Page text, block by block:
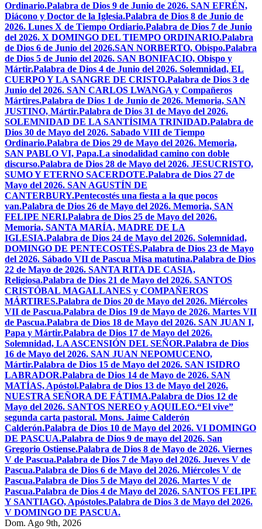
Ordinario.Palabra de Dios 9 de Junio de 2026. SAN EFRÉN,
Diácono y Doctor de la Iglesia.Palabra de Dios 8 de Junio de
2026. Lunes X de Tiempo Ordiario.Palabra de Dios 7 de Junio
del 2026. X DOMINGO DEL TIEMPO ORDINARIO.Palabra
de Dios 6 de Junio del 2026.SAN NORBERTO, Obispo.Palabra
de Dios 5 de Junio del 2026. SAN BONIFACIO, Obispo y
Mártir.Palabra de Dios 4 de Junio del 2026. Solemnidad, EL
CUERPO Y LA SANGRE DE CRISTO.Palabra de Dios 3 de
Junio del 2026. SAN CARLOS LWANGA y Compañeros
Mártires.Palabra de Dios 1 de Junio de 2026. Memoria, SAN
JUSTINO, Mártir.Palabra de Dios 31 de Mayo del 2026.
SOLEMNIDAD DE LA SANTÍSIMA TRINIDAD.Palabra de
Dios 30 de Mayo del 2026. Sabado VIII de Tiempo
Ordinario.Palabra de Dios 29 de Mayo del 2026. Memoria,
SAN PABLO VI, Papa.La sinodalidad camino con doble
discurso.Palabra de Dios 28 de Mayo del 2026. JESUCRISTO,
SUMO Y ETERNO SACERDOTE.Palabra de Dios 27 de
Mayo del 2026. SAN AGUSTÍN DE
CANTERBURY.Pentecostés una fiesta a la que pocos
van.Palabra de Dios 26 de Mayo del 2026. Memoria, SAN
FELIPE NERI.Palabra de Dios 25 de Mayo del 2026.
Memoria, SANTA MARÍA, MADRE DE LA
IGLESIA.Palabra de Dios 24 de Mayo del 2026. Solemnidad,
DOMINGO DE PENTECOSTÉS.Palabra de Dios 23 de Mayo
del 2026. Sábado VII de Pascua Misa matutina.Palabra de Dios
22 de Mayo de 2026. SANTA RITA DE CASIA,
Religiosa.Palabra de Dios 21 de Mayo del 2026. SANTOS
CRISTÓBAL MAGALLANES y COMPAÑEROS
MÁRTIRES.Palabra de Dios 20 de Mayo del 2026. Miércoles
VII de Pascua.Palabra de Dios 19 de Mayo de 2026. Martes VII
de Pascua.Palabra de Dios 18 de Mayo del 2026. SAN JUAN I,
Papa y Mártir.Palabra de Dios 17 de Mayo del 2026.
Solemnidad, LA ASCENSIÓN DEL SEÑOR.Palabra de Dios
16 de Mayo del 2026. SAN JUAN NEPOMUCENO,
Mártir.Palabra de Dios 15 de Mayo del 2026. SAN ISIDRO
LABRADOR.Palabra de Dios 14 de Mayo de 2026. SAN
MATÍAS, Apóstol.Palabra de Dios 13 de Mayo del 2026.
NUESTRA SEÑORA DE FÁTIMA.Palabra de Dios 12 de
Mayo del 2026. SANTOS NEREO y AQUILEO.“El vive”
segunda carta pastoral. Mons. Jaime Calderón
Calderón.Palabra de Dios 10 de Mayo del 2026. VI DOMINGO
DE PASCUA.Palabra de Dios 9 de mayo del 2026. San
Gregorio Ostiense.Palabra de Dios 8 de Mayo de 2026. Viernes
V de Pascua.Palabra de Dios 7 de Mayo del 2026. Jueves V de
Pascua.Palabra de Dios 6 de Mayo del 2026. Miércoles V de
Pascua.Palabra de Dios 5 de Mayo del 2026. Martes V de
Pascua.Palabra de Dios 4 de Mayo del 2026. SANTOS FELIPE
Y SANTIAGO, Apóstoles.Palabra de Dios 3 de Mayo del 2026.
V DOMINGO DE PASCUA.
Dom. Ago 9th, 2026